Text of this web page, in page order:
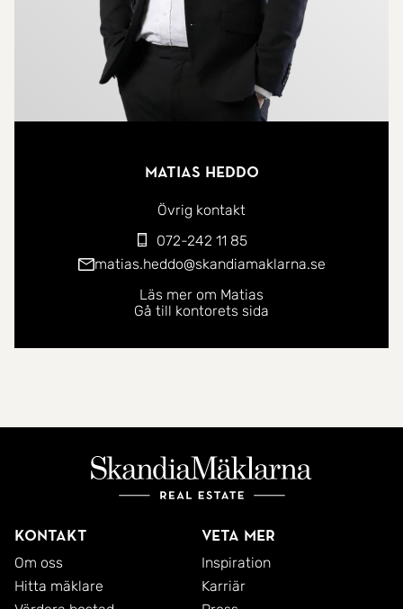
Matias Heddo
Övrig kontakt
072-242 11 85
matias.heddo@skandiamaklarna.se
Läs mer om Matias
Gå till kontorets sida
Kontakt
Om oss
Hitta mäklare
Veta mer
Inspiration
Karriär